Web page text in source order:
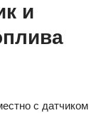
и
с датчиком